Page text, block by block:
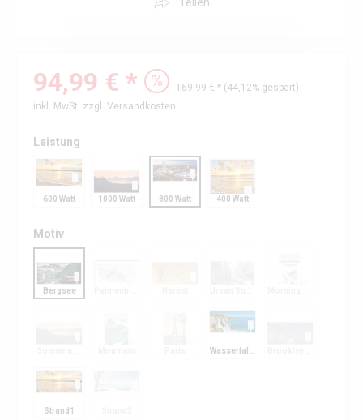
94,99 € * 169,99 € * (44,12% gespart)
inkl. MwSt. zzgl. Versandkosten
Leistung
600 Watt 1000 Watt 800 Watt 400 Watt
Motiv
Bergsee
Strand1